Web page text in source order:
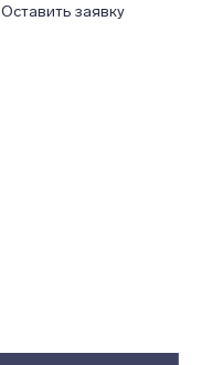
Оставить заявку